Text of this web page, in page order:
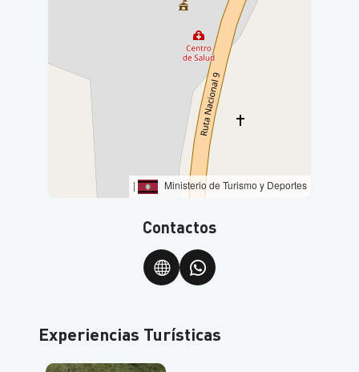
| Ministerio de Turismo y Deportes
Contactos
Experiencias Turísticas